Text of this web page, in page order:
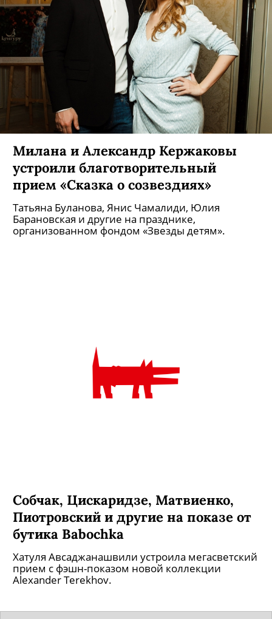
Милана и Александр Кержаковы
устроили благотворительный
прием «Сказка о созвездиях»
Татьяна Буланова, Янис Чамалиди, Юлия
Барановская и другие на празднике,
организованном фондом «Звезды детям».
Собчак, Цискаридзе, Матвиенко,
Пиотровский и другие на показе от
бутика Babochka
Хатуля Авсаджанашвили устроила мегасветский
прием с фэшн-показом новой коллекции
Alexander Terekhov.